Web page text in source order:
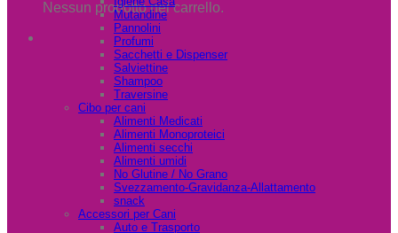
Nessun prodotto nel carrello.
Mutandine
Pannolini
Profumi
Sacchetti e Dispenser
Salviettine
Shampoo
Traversine
Cibo per cani
Alimenti Medicati
Alimenti Monoproteici
Alimenti secchi
Alimenti umidi
No Glutine / No Grano
Svezzamento-Gravidanza-Allattamento
snack
Accessori per Cani
Auto e Trasporto